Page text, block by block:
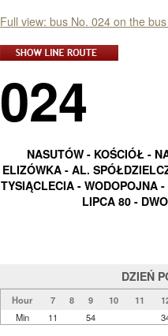
Full view: bus No. 024 on the
024
NASUTÓW - KOŚCIÓŁ -
ELIZÓWKA - AL.
TYSIĄCLECIA - WODOPOJNA
LIPCA 80 -
DZIEŃ
Hour 7 8 9 10 11
Min
11 54